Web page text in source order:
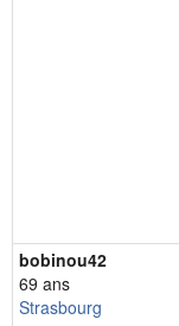
bobinou42
69 ans
Strasbourg